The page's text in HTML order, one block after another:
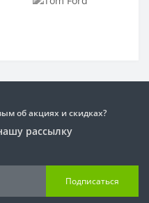
об акциях и скидках?
рассылку
Подписаться